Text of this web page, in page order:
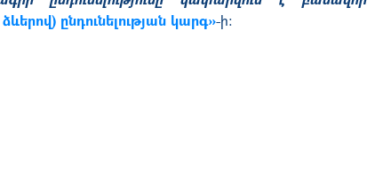
ընդունելության կարգ»-ի: